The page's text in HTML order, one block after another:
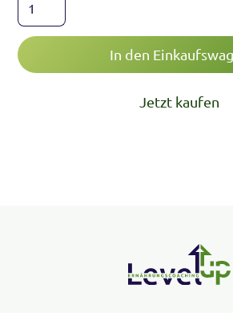
Jetzt kaufen